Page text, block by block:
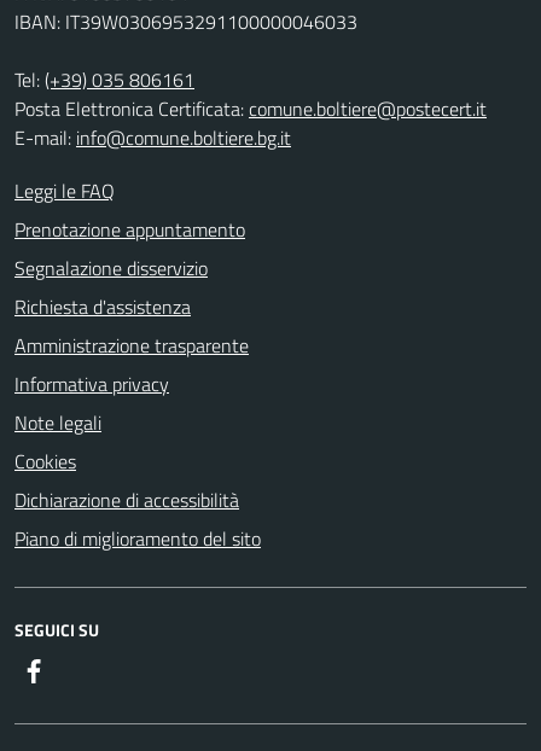
IBAN: IT39W0306953291100000046033
Tel:(+39) 035 806161
Posta Elettronica Certificata:comune.boltiere@postecert.it
E-mail: info@comune.boltiere.bg.it
Leggi le FAQ
Prenotazione appuntamento
Segnalazione disservizio
Richiesta d'assistenza
Amministrazione trasparente
Informativa privacy
Note legali
Cookies
Dichiarazione di accessibilità
Piano di miglioramento del sito
SEGUICI SU